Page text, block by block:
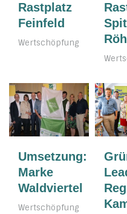
Rastplatz
Feinfeld
Wertschöpfung
Umsetzung:
Marke
Waldviertel
Wertschöpfung